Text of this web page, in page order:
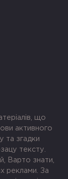
що
активного
та згадки
тексту.
Варто знати,
реклами. За